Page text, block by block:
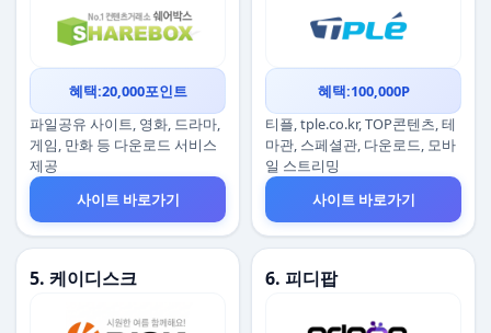
혜택:20,000포인트
파일공유 사이트, 영화, 드라마,
게임, 만화 등 다운로드 서비스
제공
사이트 바로가기
혜택:100,000P
티플, tple.co.kr, TOP콘텐츠, 테
마관, 스페셜관, 다운로드, 모바
일 스트리밍
사이트 바로가기
5. 케이디스크 6. 피디팝